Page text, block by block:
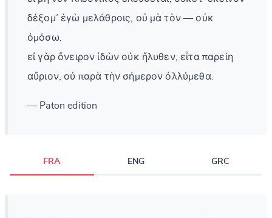
δέξομ᾽ ἐγὼ μελάθροις, οὐ μὰ τὸν — οὐκ
ὀμόσω.
εἰ γὰρ ὄνειρον ἰδὼν οὐκ ἤλυθεν, εἶτα παρείη
αὔριον, οὐ παρὰ τὴν σήμερον ὀλλύμεθα.
— Paton edition
FRA ENG GRC